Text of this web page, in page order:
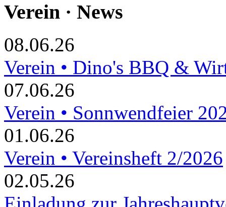
Verein · News
08.06.26
Verein • Dino's BBQ &
07.06.26
Verein • Sonnwendfeier
01.06.26
Verein • Vereinsheft 2/2026
02.05.26